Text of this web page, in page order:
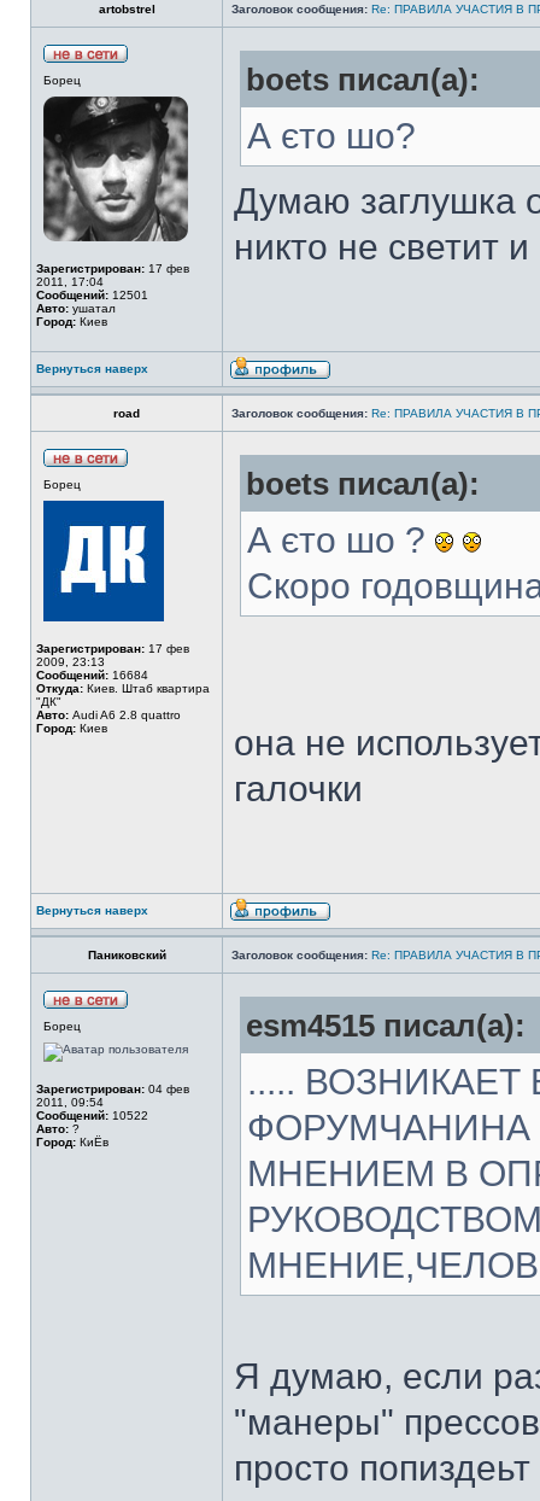
artobstrel Заголовок сообщения: Re: ПРАВИЛА УЧАСТИЯ В
Борец
Зарегистрирован: 17 фев
2011, 17:04
Сообщений: 12501
Авто: ушатал
Город: Киев
boets писал(а):
А єто шо?
Думаю заглушка
никто не светит
Вернуться наверх
road Заголовок сообщения: Re: ПРАВИЛА УЧАСТИЯ В
Борец
Зарегистрирован: 17 фев
2009, 23:13
Сообщений: 16684
Откуда: Киев. Штаб квартира
"ДК"
Авто: Audi A6 2.8 quattro
Город: Киев
boets писал(а):
А єто шо ?
Скоро
она не
галочки
Вернуться наверх
Паниковский Заголовок сообщения: Re: ПРАВИЛА УЧАСТИЯ В
Борец
Зарегистрирован: 04 фев
2011, 09:54
Сообщений: 10522
Авто: ?
Город: КиЁв
esm4515 писал(а):
.....
ФОРУМЧАНИНА
МНЕНИЕМ В
Я думаю, если
"манеры"
просто